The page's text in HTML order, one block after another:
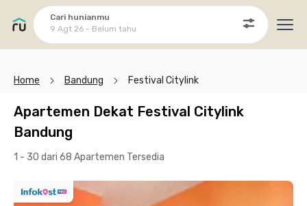
Cari hunianmu
9 Agt 26 - Belum tahu
Home Bandung Festival Citylink
Apartemen Dekat Festival Citylink
Bandung
1 - 30 dari 68 Apartemen Tersedia